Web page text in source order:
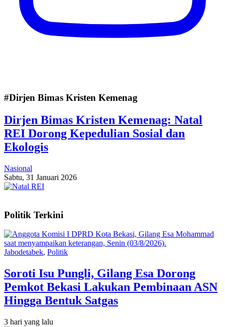
#Dirjen Bimas Kristen Kemenag
Dirjen Bimas Kristen Kemenag: Natal
REI Dorong Kepedulian Sosial dan
Ekologis
Nasional
Sabtu, 31 Januari 2026
Politik Terkini
Jabodetabek, Politik
Soroti Isu Pungli, Gilang Esa Dorong
Pemkot Bekasi Lakukan Pembinaan ASN
Hingga Bentuk Satgas
3 hari yang lalu